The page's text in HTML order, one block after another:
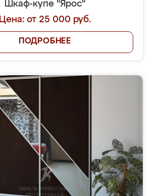
Шкаф-купе "Ярос"
Цена: от 25 000 руб.
ПОДРОБНЕЕ